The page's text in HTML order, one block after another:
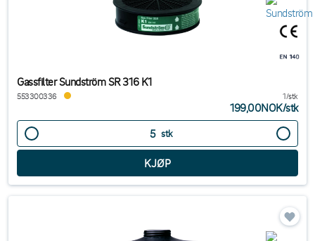
Gassfilter Sundström SR 316 K1
553300336 1/stk
199,00NOK/stk
stk